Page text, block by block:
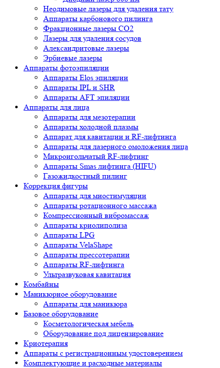
Неодимовые лазеры для удаления тату
Аппараты карбонового пилинга
Фракционные лазеры CO2
Лазеры для удаления сосудов
Александритовые лазеры
Эрбиевые лазеры
Аппараты фотоэпиляции
Аппараты Elos эпиляции
Аппараты IPL и SHR
Аппараты AFT эпиляции
Аппараты для лица
Аппараты для мезотерапии
Аппараты холодной плазмы
Аппарат для кавитации и RF-лифтинга
Аппараты для лазерного омоложения лица
Микроигольчатый RF-лифтинг
Аппараты Smas лифтинга (HIFU)
Газожидкостный пилинг
Коррекция фигуры
Аппараты для миостимуляции
Аппараты ротационного массажа
Компрессионный вибромассаж
Аппараты криолиполиза
Аппараты LPG
Аппараты VelaShape
Аппараты прессотерапии
Аппараты RF-лифтинга
Ультразвуковая кавитация
Комбайны
Маникюрное оборудование
Аппараты для маникюра
Базовое оборудование
Косметологическая мебель
Оборудование под лицензирование
Криотерапия
Аппараты c регистрационным удостоверением
Комплектующие и расходные материалы